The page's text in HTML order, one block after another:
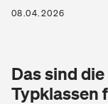
Rentenrechner:
Wärmepumpen
08.04.2026
Das sind
Typklassen